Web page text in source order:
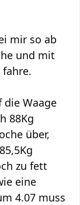
mir so ab
und mit
Waage
88Kg
über,
zu fett
eine
4.07 muss